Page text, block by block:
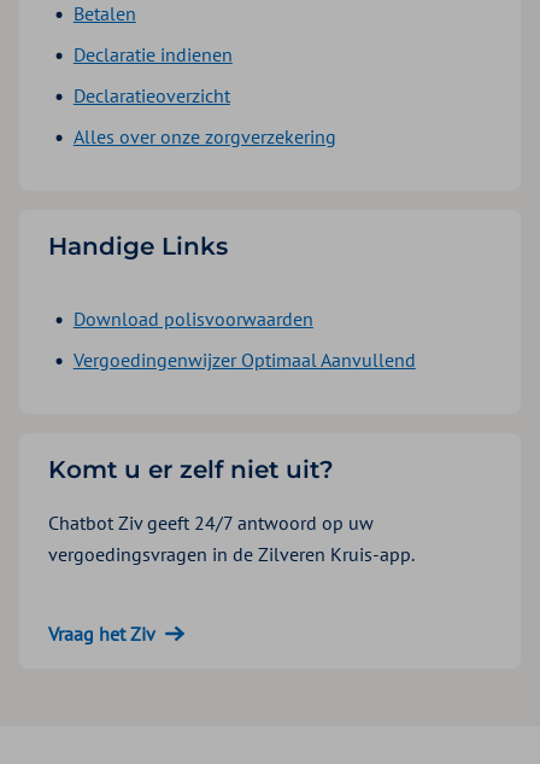
Betalen
Declaratie indienen
Declaratieoverzicht
Alles over onze zorgverzekering
Handige Links
Download polisvoorwaarden
Vergoedingenwijzer Optimaal Aanvullend
Komt u er zelf niet uit?
Chatbot Ziv geeft 24/7 antwoord op uw
vergoedingsvragen in de Zilveren Kruis-app.
Vraag het Ziv